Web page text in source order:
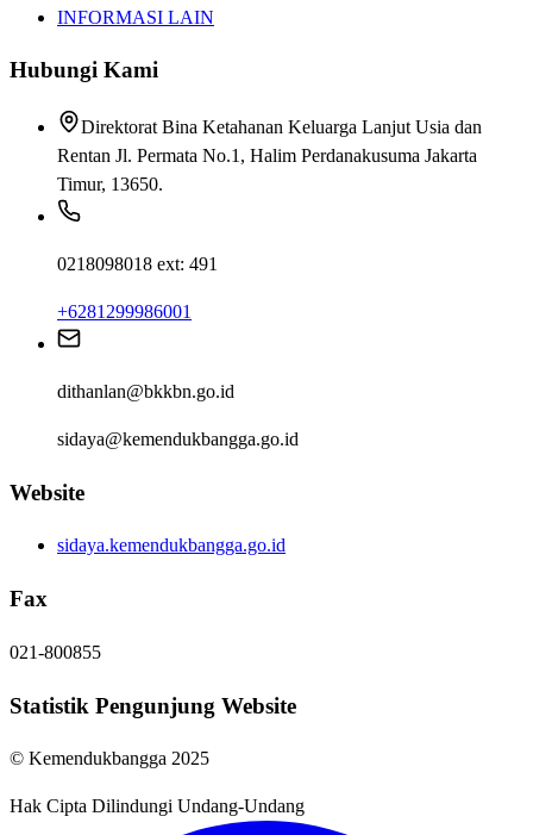
INFORMASI LAIN
Hubungi Kami
Direktorat Bina Ketahanan Keluarga Lanjut Usia dan
Rentan Jl. Permata No.1, Halim Perdanakusuma Jakarta
Timur, 13650.
0218098018 ext: 491
+6281299986001
dithanlan@bkkbn.go.id
sidaya@kemendukbangga.go.id
Website
sidaya.kemendukbangga.go.id
Fax
021-800855
Statistik Pengunjung Website
© Kemendukbangga 2025
Hak Cipta Dilindungi Undang-Undang